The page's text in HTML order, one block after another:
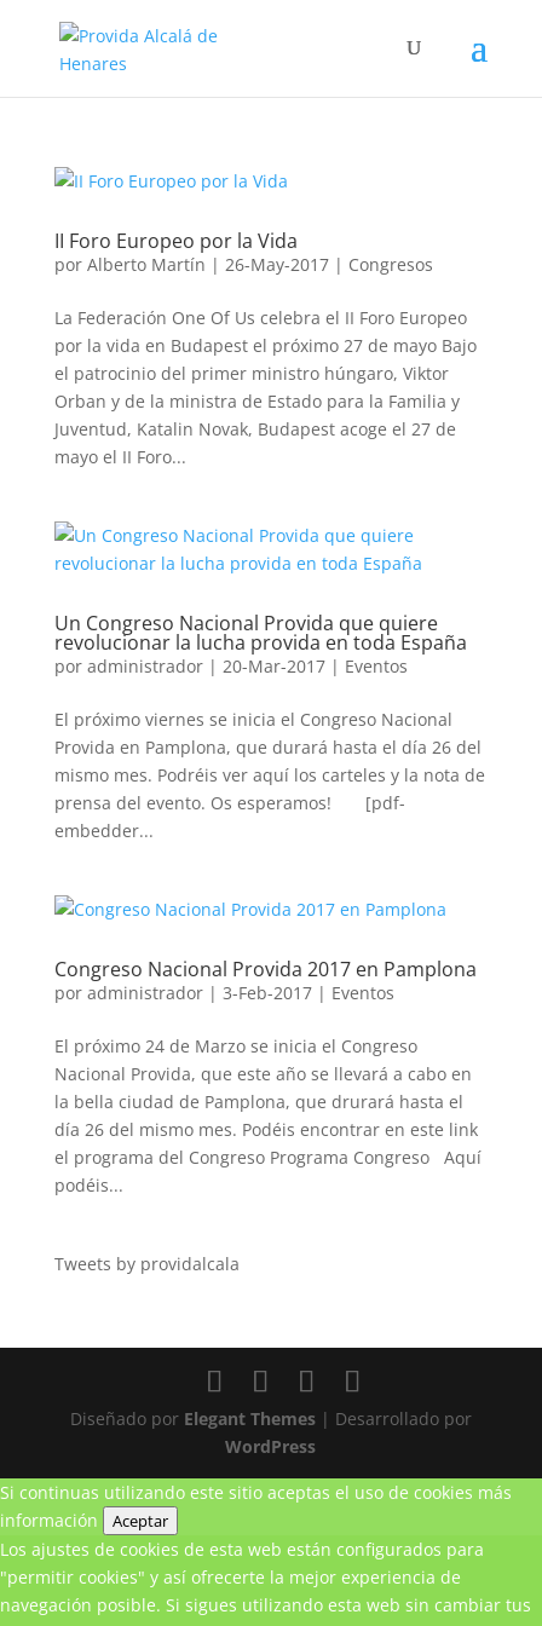
II Foro Europeo por la Vida
por Alberto Martín | 26-May-2017| Congresos
La Federación One Of Us celebra el II Foro Europeo
por la vida en Budapest el próximo 27 de mayo Bajo
el patrocinio del primer ministro húngaro, Viktor
Orban y de la ministra de Estado para la Familia y
Juventud, Katalin Novak, Budapest acoge el 27 de
mayo el II Foro...
Un Congreso Nacional Provida que quiere
revolucionar la lucha provida en toda España
por administrador| 20-Mar-2017| Eventos
El próximo viernes se inicia el Congreso Nacional
Provida en Pamplona, que durará hasta el día 26 del
mismo mes. Podréis ver aquí los carteles y la nota de
prensa del evento. Os esperamos! [pdf-
embedder...
Congreso Nacional Provida 2017 en Pamplona
por administrador| 3-Feb-2017| Eventos
El próximo 24 de Marzo se inicia el Congreso
Nacional Provida, que este año se llevará a cabo en
la bella ciudad de Pamplona, que drurará hasta el
día 26 del mismo mes. Podéis encontrar en este link
el programa del Congreso Programa Congreso Aquí
podéis...
Tweets by providalcala
Diseñado por Elegant Themes| Desarrollado por
WordPress
Si continuas utilizando este sitio aceptas el uso de cookies más
información
Aceptar
Los ajustes de cookies de esta web están configurados para
"permitir cookies" y así ofrecerte la mejor experiencia de
navegación posible. Si sigues utilizando esta web sin cambiar tus